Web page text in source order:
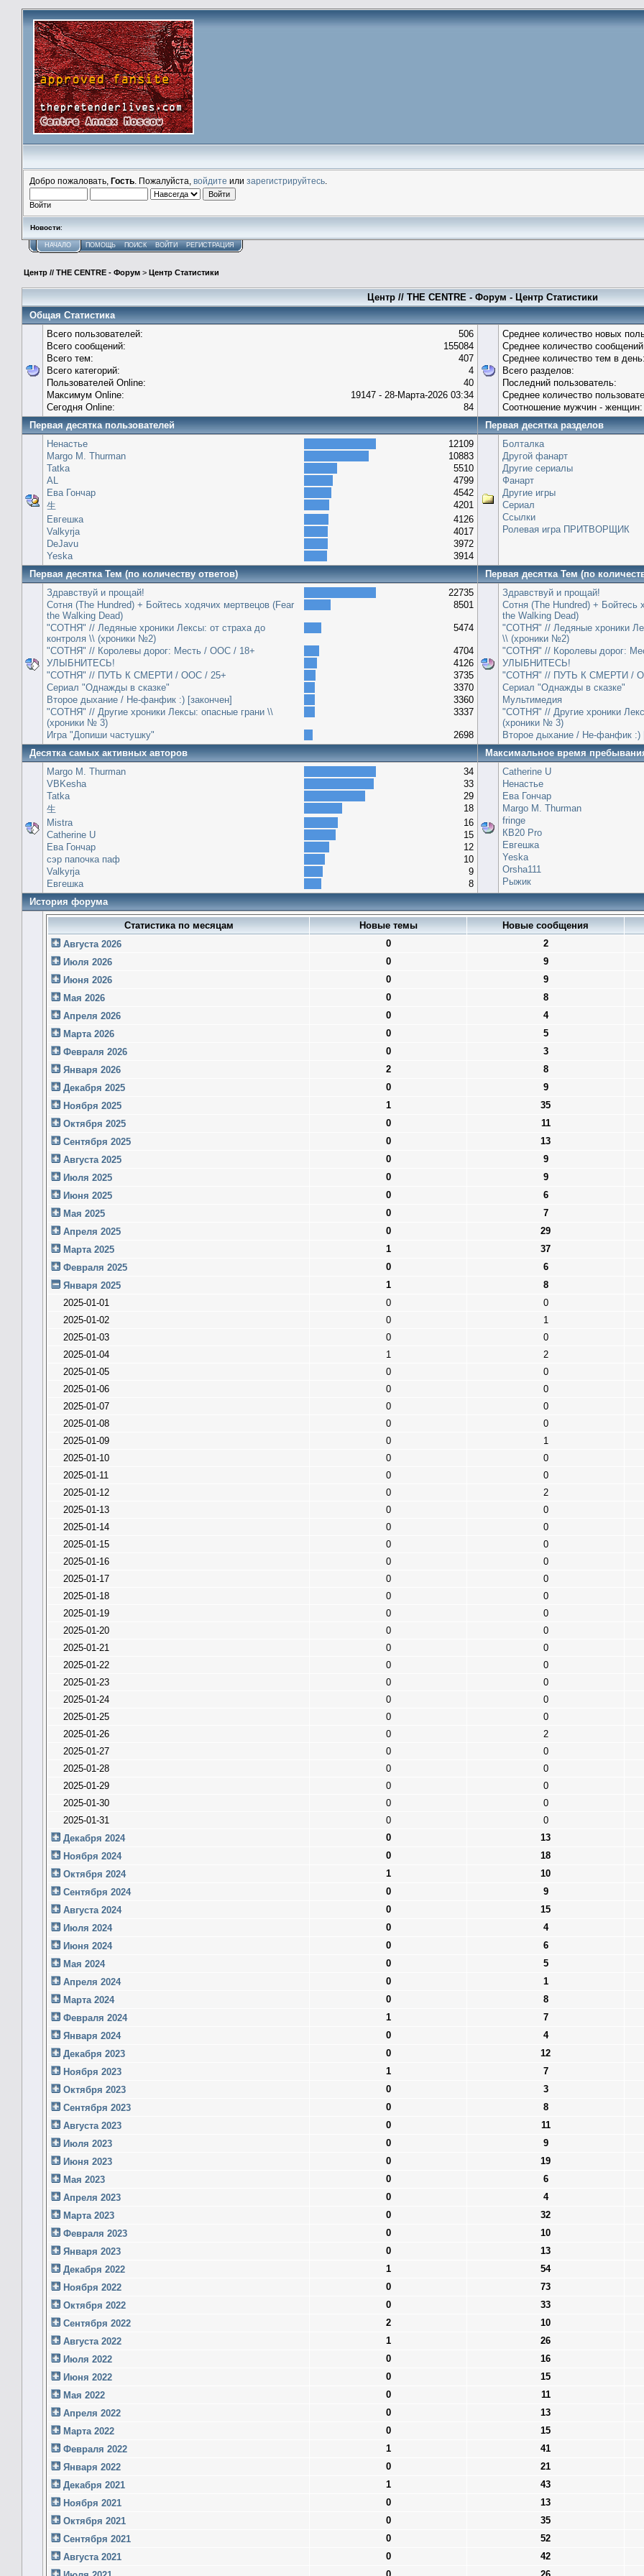
Добро пожаловать, Гость . Пожалуйста, войдите или зарегистрируйтесь
Войти
Новости:
НАЧАЛО ПОМОЩЬ ПОИСК ВОЙТИ РЕГИСТРАЦИЯ
Центр // THE CENTRE - Форум > Центр Статистики
Центр // THE CENTRE - Форум - Центр Статистики
Общая Статистика
Всего пользователей:
506
Всего сообщений:
155084
Всего тем:
407
Всего категорий:
4
Пользователей Online:
40
Максимум Online:
19147 - 28-Марта-2026 03:34
Сегодня Online:
84
Среднее количество новых
Среднее количество
Среднее количество тем в
Всего разделов:
Последний пользователь:
Среднее количество
Соотношение мужчин - женщин:
Первая десятка пользователей
Первая десятка разделов
Ненастье
12109
Margo M. Thurman
10883
Tatka
5510
AL
4799
Ева Гончар
4542
生
4201
Евгешка
4126
Valkyrja
4017
DeJavu
3972
Yeska
3914
Болталка
Другой фанарт
Другие сериалы
Фанарт
Другие игры
Сериал
Ссылки
Ролевая игра ПРИТВОРЩИК
Первая десятка Тем (по количеству ответов)
Первая десятка Тем (по
Здравствуй и прощай!
22735
Сотня (The Hundred) + Бойтесь ходячих мертвецов (Fear
the Walking Dead)
8501
"СОТНЯ" // Ледяные хроники Лексы: от страха до
контроля \\ (хроники №2)
5474
"СОТНЯ" // Королевы дорог: Месть / ООС / 18+
4704
УЛЫБНИТЕСЬ!
4126
"СОТНЯ" // ПУТЬ К СМЕРТИ / ООС / 25+
3735
Сериал "Однажды в сказке"
3370
Второе дыхание / Не-фанфик :) [закончен]
3360
"СОТНЯ" // Другие хроники Лексы: опасные грани \\
(хроники № 3)
3337
Игра "Допиши частушку" 2698
Здравствуй и прощай!
Сотня (The Hundred) + Бойтесь
the Walking Dead)
"СОТНЯ" // Ледяные хроники
\\ (хроники №2)
"СОТНЯ" // Королевы дорог:
УЛЫБНИТЕСЬ!
"СОТНЯ" // ПУТЬ К СМЕРТИ /
Сериал "Однажды в сказке"
Мультимедия
"СОТНЯ" // Другие хроники
(хроники № 3)
Второе дыхание / Не-фанфик :)
Десятка самых активных авторов
Максимальное время
Margo M. Thurman
34
VBKesha
33
Tatka
29
生
18
Mistra
16
Catherine U
15
Ева Гончар
12
сэр папочка паф
10
Valkyrja
9
Евгешка
8
Catherine U
Ненастье
Ева Гончар
Margo M. Thurman
fringe
КВ20 Pro
Евгешка
Yeska
Orsha111
Рыжик
История форума
Статистика по месяцам Новые темы
Новые сообщения
Августа 2026
0
2
Июля 2026
0
9
Июня 2026
0
9
Мая 2026
0
8
Апреля 2026
0
4
Марта 2026
0
5
Февраля 2026
0
3
Января 2026
2
8
Декабря 2025
0
9
Ноября 2025
1
35
Октября 2025
0
11
Сентября 2025
0
13
Августа 2025
0
9
Июля 2025
0
9
Июня 2025
0
6
Мая 2025
0
7
Апреля 2025
0
29
Марта 2025
1
37
Февраля 2025
0
6
Января 2025
1
8
2025-01-01
0
0
2025-01-02
0
1
2025-01-03
0
0
2025-01-04
1
2
2025-01-05
0
0
2025-01-06
0
0
2025-01-07
0
0
2025-01-08
0
0
2025-01-09
0
1
2025-01-10
0
0
2025-01-11
0
0
2025-01-12
0
2
2025-01-13
0
0
2025-01-14
0
0
2025-01-15
0
0
2025-01-16
0
0
2025-01-17
0
0
2025-01-18
0
0
2025-01-19
0
0
2025-01-20
0
0
2025-01-21
0
0
2025-01-22
0
0
2025-01-23
0
0
2025-01-24
0
0
2025-01-25
0
0
2025-01-26
0
2
2025-01-27
0
0
2025-01-28
0
0
2025-01-29
0
0
2025-01-30
0
0
2025-01-31
0
0
Декабря 2024
0
13
Ноября 2024
0
18
Октября 2024
1
10
Сентября 2024
0
9
Августа 2024
0
15
Июля 2024
0
4
Июня 2024
0
6
Мая 2024
0
5
Апреля 2024
0
1
Марта 2024
0
8
Февраля 2024
1
7
Января 2024
0
4
Декабря 2023
0
12
Ноября 2023
1
7
Октября 2023
0
3
Сентября 2023
0
8
Августа 2023
0
11
Июля 2023
0
9
Июня 2023
0
19
Мая 2023
0
6
Апреля 2023
0
4
Марта 2023
0
32
Февраля 2023
0
10
Января 2023
0
13
Декабря 2022
1
54
Ноября 2022
0
73
Октября 2022
0
33
Сентября 2022
2
10
Августа 2022
1
26
Июля 2022
0
16
Июня 2022
0
15
Мая 2022
0
11
Апреля 2022
0
13
Марта 2022
0
15
Февраля 2022
1
41
Января 2022
0
21
Декабря 2021
1
43
Ноября 2021
0
13
Октября 2021
0
35
Сентября 2021
0
52
Августа 2021
0
42